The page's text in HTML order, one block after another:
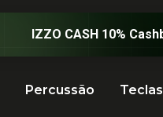
Percussão Teclas